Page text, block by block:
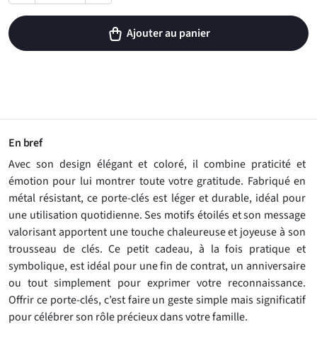
Ajouter au panier
En bref
Avec son design élégant et coloré, il combine praticité et
émotion pour lui montrer toute votre gratitude. Fabriqué en
métal résistant, ce porte-clés est léger et durable, idéal pour
une utilisation quotidienne. Ses motifs étoilés et son message
valorisant apportent une touche chaleureuse et joyeuse à son
trousseau de clés. Ce petit cadeau, à la fois pratique et
symbolique, est idéal pour une fin de contrat, un anniversaire
ou tout simplement pour exprimer votre reconnaissance.
Offrir ce porte-clés, c’est faire un geste simple mais significatif
pour célébrer son rôle précieux dans votre famille.